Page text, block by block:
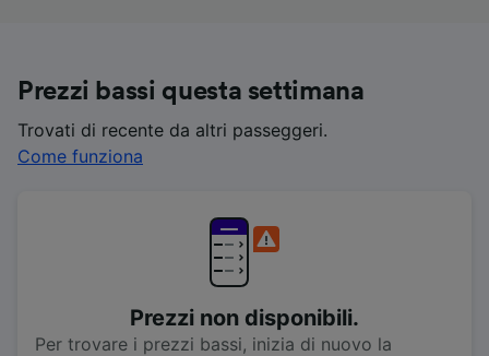
Prezzi bassi questa settimana
Trovati di recente da altri passeggeri.
Come funziona
Prezzi non disponibili.
Per trovare i prezzi bassi, inizia di nuovo la